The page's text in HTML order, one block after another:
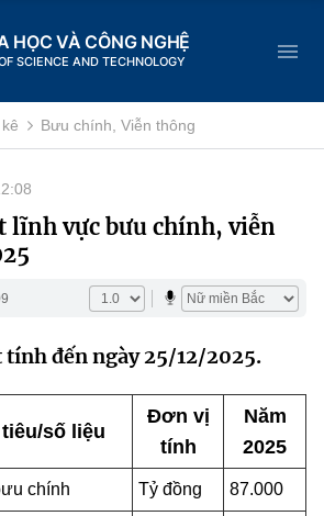
HỌC VÀ CÔNG NGHỆ
SCIENCE AND TECHNOLOGY
vụ
Bưu chính, Viễn thông
lĩnh vực bưu chính, viễn
tính đến ngày 25/12/2025.
số liệu
Đơn vị
tính
Năm
2025
chính Tỷ đồng 87.000